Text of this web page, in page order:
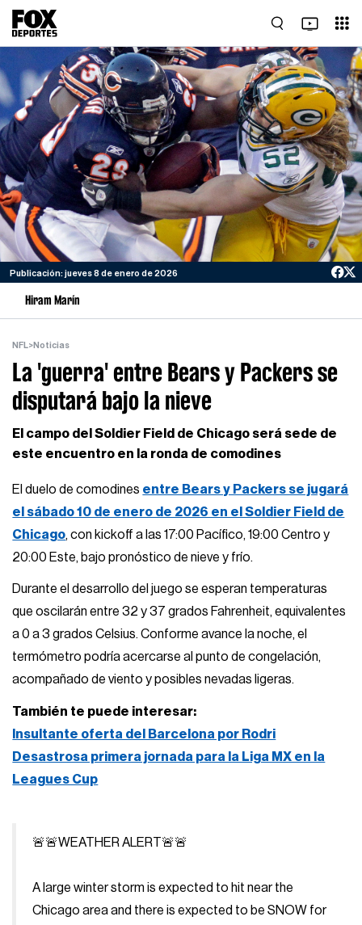
Publicación: jueves 8 de enero de 2026
Hiram Marín
NFL>Noticias
La 'guerra' entre Bears y Packers se
disputará bajo la nieve
El campo del Soldier Field de Chicago será sede de
este encuentro en la ronda de comodines
El duelo de comodines entre Bears y Packers se jugará
el sábado 10 de enero de 2026 en el Soldier Field de
Chicago, con kickoff a las 17:00 Pacífico, 19:00 Centro y
20:00 Este, bajo pronóstico de nieve y frío.
Durante el desarrollo del juego se esperan temperaturas
que oscilarán entre 32 y 37 grados Fahrenheit, equivalentes
a 0 a 3 grados Celsius. Conforme avance la noche, el
termómetro podría acercarse al punto de congelación,
acompañado de viento y posibles nevadas ligeras.
También te puede interesar:
Insultante oferta del Barcelona por Rodri
Desastrosa primera jornada para la Liga MX en la
Leagues Cup
🚨🚨WEATHER ALERT🚨🚨
A large winter storm is expected to hit near the
Chicago area and there is expected to be SNOW for